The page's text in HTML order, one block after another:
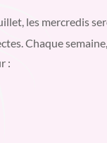
les mercredis
. Chaque
: